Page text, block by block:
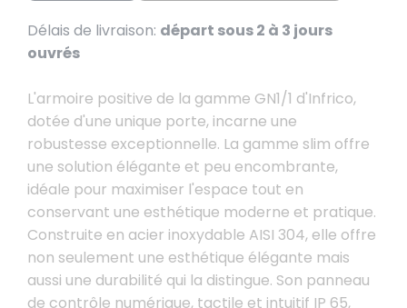
Délais de livraison: départ sous 2 à 3 jours
ouvrés
L'armoire positive de la gamme GN1/1 d'Infrico,
dotée d'une unique porte, incarne une
robustesse exceptionnelle. La gamme slim offre
une solution élégante et peu encombrante,
idéale pour maximiser l'espace tout en
conservant une esthétique moderne et pratique.
Construite en acier inoxydable AISI 304, elle offre
non seulement une esthétique élégante mais
aussi une durabilité qui la distingue. Son panneau
de contrôle numérique, tactile et intuitif IP 65,